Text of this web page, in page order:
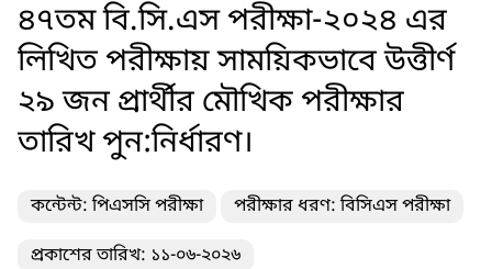
৪৭তম বি.সি.এস পরীক্ষা-২০২৪ এর
লিখিত পরীক্ষায় সাময়িকভাবে উত্তীর্ণ
২৯ জন প্রার্থীর মৌখিক পরীক্ষার
তারিখ পুন:নির্ধারণ।
কন্টেন্ট: পিএসসি পরীক্ষা পরীক্ষার ধরণ: বিসিএস পরীক্ষা
প্রকাশের তারিখ: ১১-০৬-২০২৬